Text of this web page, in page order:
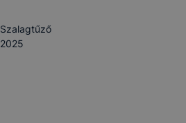
Szalagtűző
2025